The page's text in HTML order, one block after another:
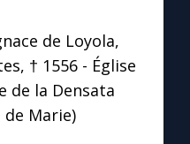
de Loyola,
† 1556 - Église
de la Densata
Marie)